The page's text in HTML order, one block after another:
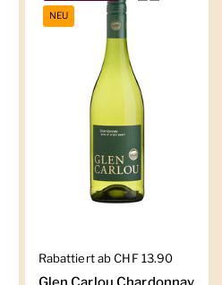
Regulärer Preis
Rabattiert ab CHF 13.90
NEU